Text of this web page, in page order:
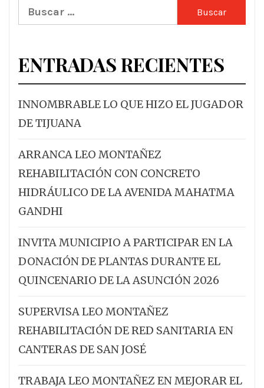
Buscar:
ENTRADAS RECIENTES
INNOMBRABLE LO QUE HIZO EL JUGADOR
DE TIJUANA
ARRANCA LEO MONTAÑEZ
REHABILITACIÓN CON CONCRETO
HIDRÁULICO DE LA AVENIDA MAHATMA
GANDHI
INVITA MUNICIPIO A PARTICIPAR EN LA
DONACIÓN DE PLANTAS DURANTE EL
QUINCENARIO DE LA ASUNCIÓN 2026
SUPERVISA LEO MONTAÑEZ
REHABILITACIÓN DE RED SANITARIA EN
CANTERAS DE SAN JOSÉ
TRABAJA LEO MONTAÑEZ EN MEJORAR EL